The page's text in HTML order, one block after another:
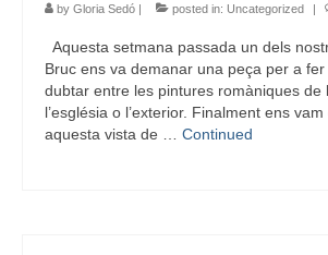
by Gloria Sedó | posted in: Uncategorized |
Aquesta setmana passada un dels
Bruc ens va demanar una peça per a
dubtar entre les pintures romàniques de
l’església o l’exterior. Finalment ens
aquesta vista de … Continued